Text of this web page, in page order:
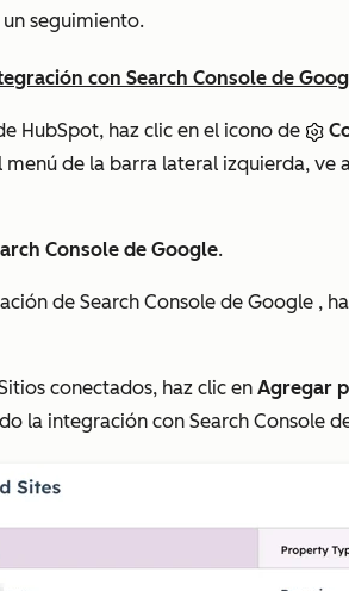
seguimiento.
con Search Console de
HubSpot, haz clic en el icono de
menú de la barra lateral izquierda, ve
Console de Google.
de Search Console de Google ,
conectados, haz clic en Agregar
la integración con Search Console